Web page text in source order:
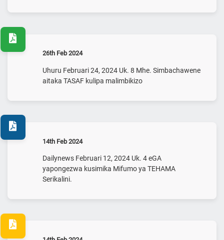
26th Feb 2024
Uhuru Februari 24, 2024 Uk. 8 Mhe. Simbachawene
aitaka TASAF kulipa malimbikizo
14th Feb 2024
Dailynews Februari 12, 2024 Uk. 4 eGA
yapongezwa kusimika Mifumo ya TEHAMA
Serikalini.